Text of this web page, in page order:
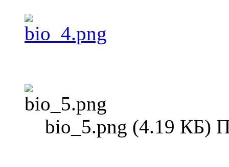
bio_5.png (4.19 КБ)